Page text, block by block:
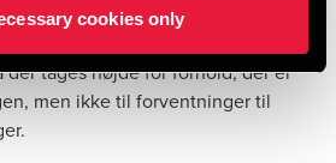
cookies only
har ændret sig væsentligt.
der tages højde for forhold, der er
men ikke til forventninger til